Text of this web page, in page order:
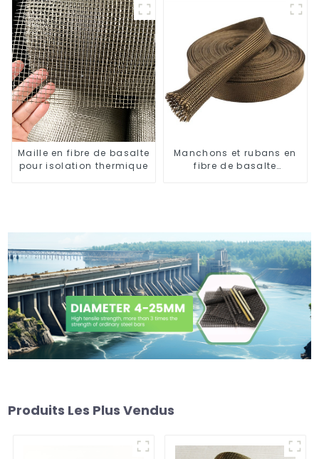
Maille en fibre de basalte
pour isolation thermique
Manchons et rubans en
fibre de basalte
Produits Les Plus Vendus